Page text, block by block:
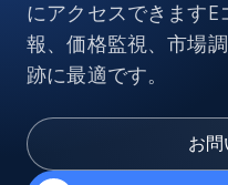
にアクセスできます
報、価格監視、市場
跡に最適です。
お